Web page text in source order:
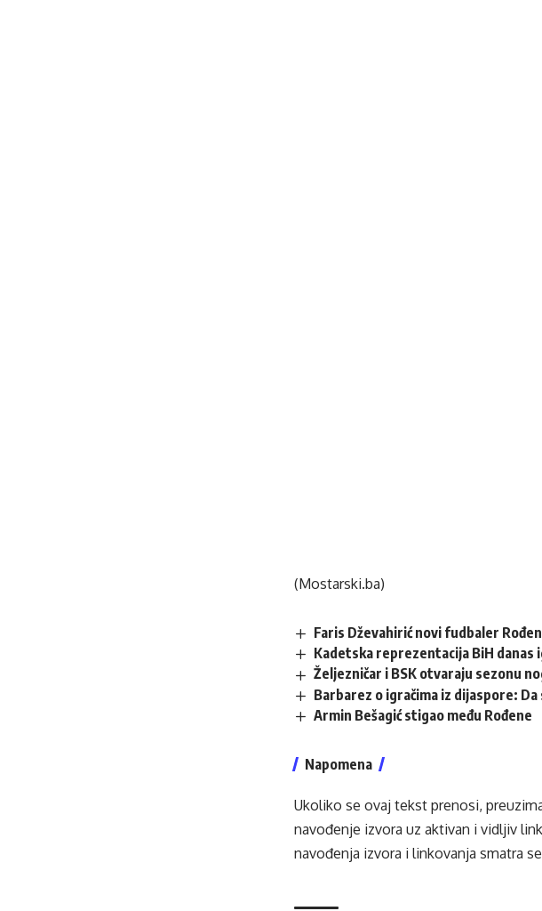
(Mostarski.ba)
Faris Dževahirić novi fudbaler
Kadetska reprezentacija BiH
Željezničar i BSK otvaraju sezonu
Barbarez o igračima iz dijaspore:
Armin Bešagić stigao među Rođene
Napomena
Ukoliko se ovaj tekst prenosi,
navođenje izvora uz aktivan i vidljiv
navođenja izvora i linkovanja smatra